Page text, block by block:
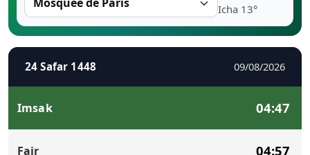
Comment
Icha 13°
24 Safar 1448 09/08/2026
Imsak 04:47
Fajr 04:57